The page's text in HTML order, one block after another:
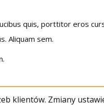
quis, porttitor eros
Aliquam sem.
klientów. Zmiany